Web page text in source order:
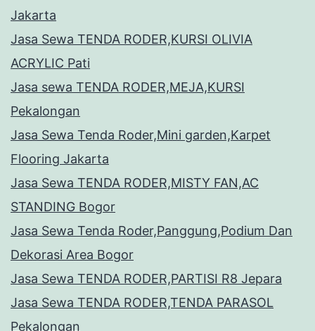
Jakarta
Jasa Sewa TENDA RODER,KURSI OLIVIA
ACRYLIC Pati
Jasa sewa TENDA RODER,MEJA,KURSI
Pekalongan
Jasa Sewa Tenda Roder,Mini garden,Karpet
Flooring Jakarta
Jasa Sewa TENDA RODER,MISTY FAN,AC
STANDING Bogor
Jasa Sewa Tenda Roder,Panggung,Podium Dan
Dekorasi Area Bogor
Jasa Sewa TENDA RODER,PARTISI R8 Jepara
Jasa Sewa TENDA RODER,TENDA PARASOL
Pekalongan